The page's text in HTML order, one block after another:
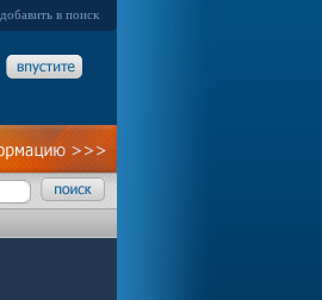
добавить в поиск